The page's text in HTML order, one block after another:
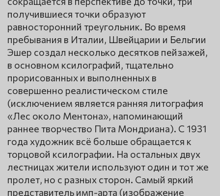
получившиеся точки образуют
равносторонний треугольник. Во время
пребывания в Италии, Швейцарии и Бельгии
Эшер создал несколько десятков пейзажей,
в основном ксилографий, тщательно
прорисованных и выполненных в
совершенно реалистическом стиле
(исключением является ранняя литография
«Лес около Ментона», напоминающий
раннее творчество Пита Мондриана). С 1931
года художник всё больше обращается к
торцовой ксилографии. На остальных двух
лестницах жители используют один и тот же
пролет, но с разных сторон. Самый яркий
представитель имп-арта (изображение